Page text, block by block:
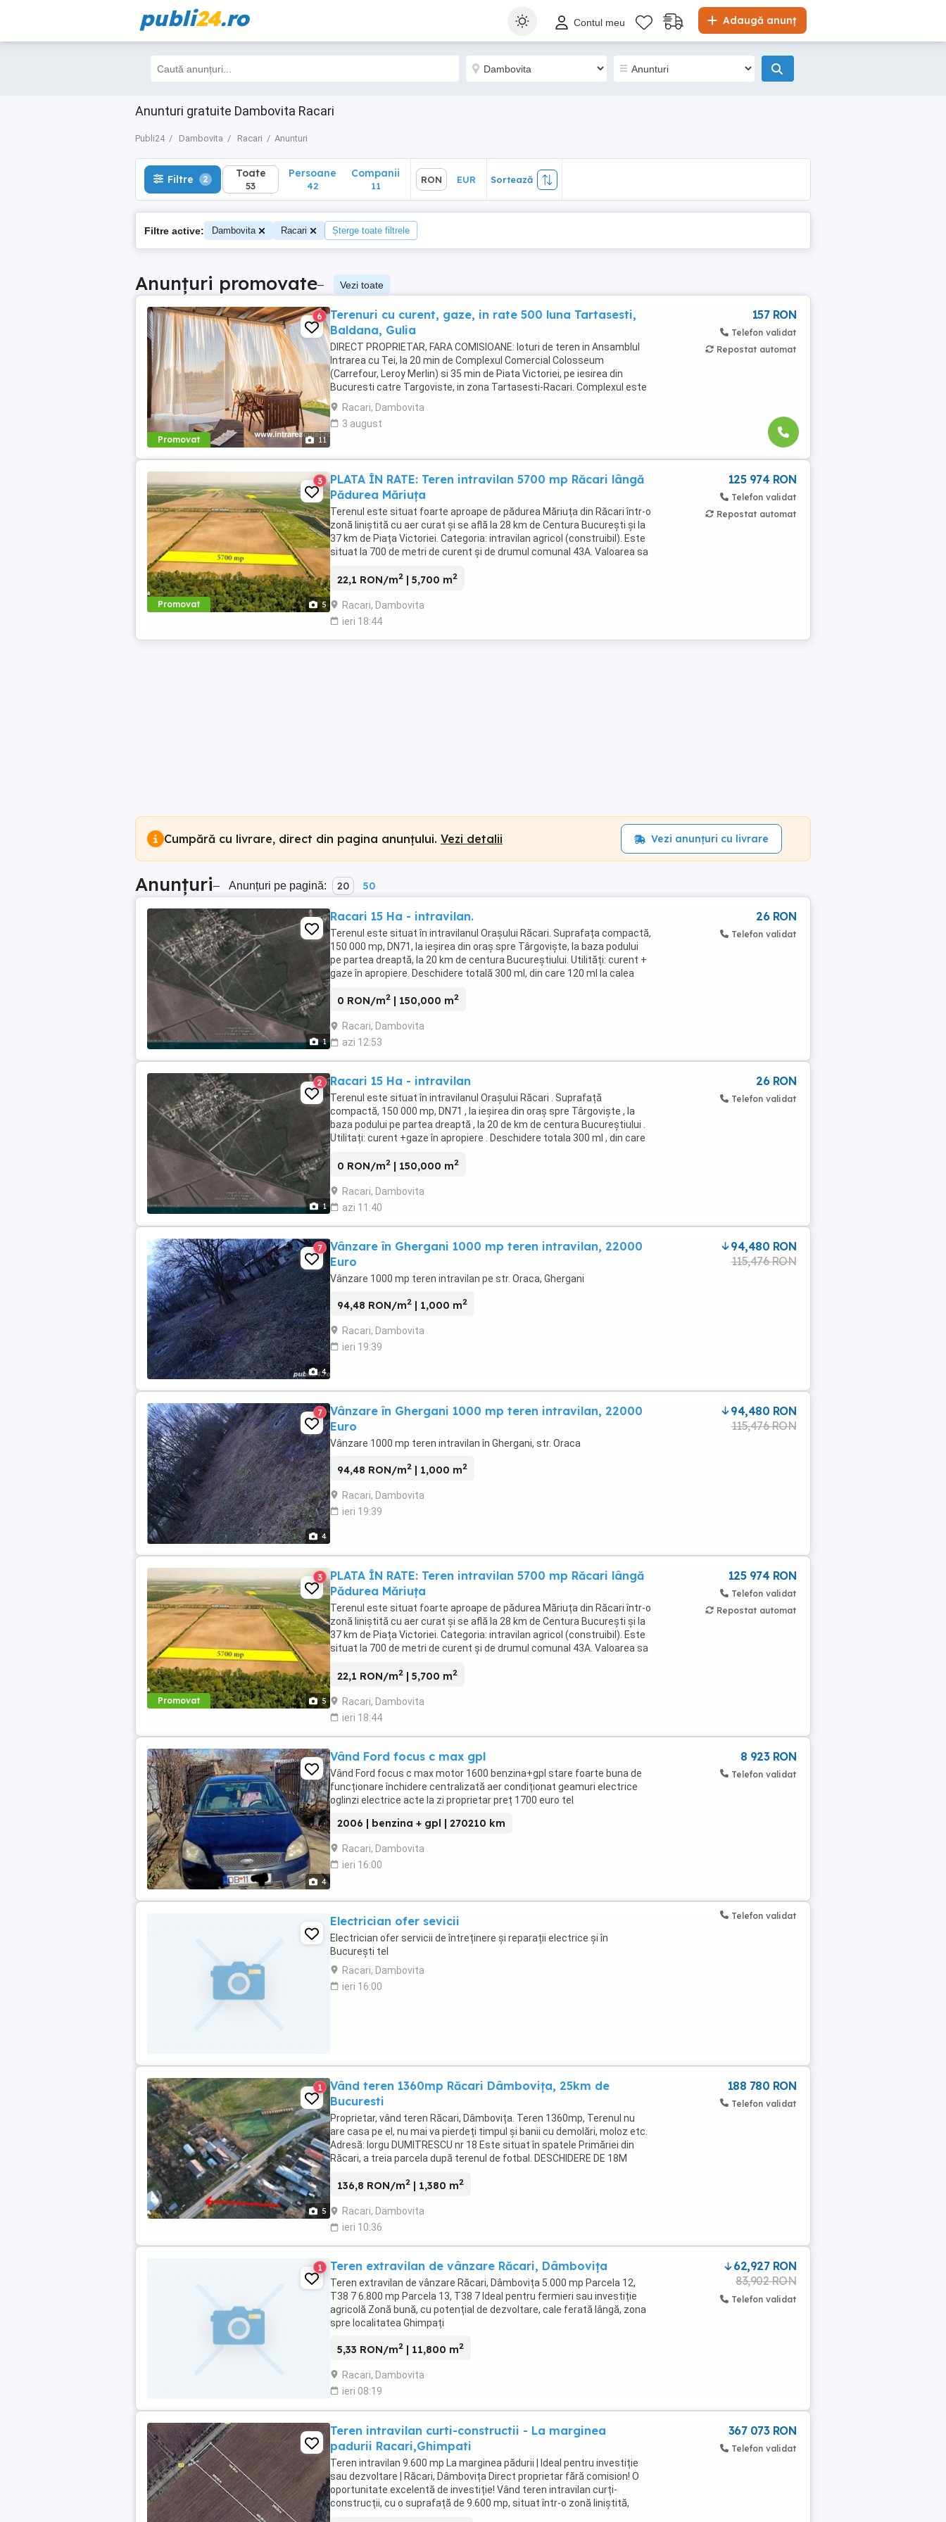
publi24.ro Adaugă anunț
Contul meu
Anunturi gratuite Dambovita Racari
Publi24 Dambovita Racari Anunturi
Filtre 2 Toate
53
Sortează
Filtre 2 Toate
53
Persoane
42
Companii
11
RON EUR Sortează
Filtre active: Dambovita Racari Șterge toate filtrele
Anunțuri promovate– Vezi toate
Promovat 11
6
Terenuri cu curent, gaze, in rate 500 luna Tartasesti,
Baldana, Gulia
DIRECT PROPRIETAR, FARA COMISIOANE: loturi de teren in Ansamblul
Intrarea cu Tei, la 20 min de Complexul Comercial Colosseum
(Carrefour, Leroy Merlin) si 35 min de Piata Victoriei, pe iesirea din
Bucuresti catre Targoviste, in zona Tartasesti-Racari. Complexul este
dispus pe 6 strazi (Magnoliei, Artarului, ...
Racari, Dambovita
3 august
157 RON
Telefon validat
Repostat automat
Promovat 5
3
PLATA ÎN RATE: Teren intravilan 5700 mp Răcari lângă
Pădurea Măriuța
Terenul este situat foarte aproape de pădurea Măriuța din Răcari într-o
zonă liniștită cu aer curat și se află la 28 km de Centura București și la
37 km de Piața Victoriei. Categoria: intravilan agricol (construibil). Este
situat la 700 de metri de curent și de drumul comunal 43A. Valoarea sa
22,1 RON/m2 | 5,700 m2
Racari, Dambovita
ieri 18:44
125 974 RON
Telefon validat
Repostat automat
Cumpără cu livrare, direct din pagina anunțului. Vezi detalii Vezi anunțuri cu livrare
Anunțuri– Anunțuri pe pagină: 20 50
1
Racari 15 Ha - intravilan.
Terenul este situat în intravilanul Orașului Răcari. Suprafața compactă,
150 000 mp, DN71, la ieșirea din oraș spre Târgoviște, la baza podului
pe partea dreaptă, la 20 km de centura Bucureștiului. Utilități: curent +
gaze în apropiere. Deschidere totală 300 ml, din care 120 ml la calea
0 RON/m2 | 150,000 m2
Racari, Dambovita
azi 12:53
26 RON
Telefon validat
1
2 Racari 15 Ha - intravilan
Terenul este situat în intravilanul Orașului Răcari . Suprafață
compactă, 150 000 mp, DN71 , la ieșirea din oraș spre Târgoviște , la
baza podului pe partea dreaptă , la 20 de km de centura Bucureștiului .
Utilitați: curent +gaze în apropiere . Deschidere totala 300 ml , din care
0 RON/m2 | 150,000 m2
Racari, Dambovita
azi 11:40
26 RON
Telefon validat
4
7
Vânzare în Ghergani 1000 mp teren intravilan, 22000
Euro
Vânzare 1000 mp teren intravilan pe str. Oraca, Ghergani
94,48 RON/m2 | 1,000 m2
Racari, Dambovita
ieri 19:39
94,480 RON
115,476 RON
4
7
Vânzare în Ghergani 1000 mp teren intravilan, 22000
Euro
Vânzare 1000 mp teren intravilan în Ghergani, str. Oraca
94,48 RON/m2 | 1,000 m2
Racari, Dambovita
ieri 19:39
94,480 RON
115,476 RON
Promovat 5
3
PLATA ÎN RATE: Teren intravilan 5700 mp Răcari lângă
Pădurea Măriuța
Terenul este situat foarte aproape de pădurea Măriuța din Răcari într-o
zonă liniștită cu aer curat și se află la 28 km de Centura București și la
37 km de Piața Victoriei. Categoria: intravilan agricol (construibil). Este
situat la 700 de metri de curent și de drumul comunal 43A. Valoarea sa
22,1 RON/m2 | 5,700 m2
Racari, Dambovita
ieri 18:44
125 974 RON
Telefon validat
Repostat automat
4
Vând Ford focus c max gpl
Vând Ford focus c max motor 1600 benzina+gpl stare foarte buna de
funcționare închidere centralizată aer condiționat geamuri electrice
oglinzi electrice acte la zi proprietar preț 1700 euro tel
2006 | benzina + gpl | 270210 km
Racari, Dambovita
ieri 16:00
8 923 RON
Telefon validat
Electrician ofer sevicii
Electrician ofer servicii de întreținere și reparații electrice și în
București tel
Racari, Dambovita
ieri 16:00
Telefon validat
5
1
Vând teren 1360mp Răcari Dâmbovița, 25km de
Bucuresti
Proprietar, vând teren Răcari, Dâmbovița. Teren 1360mp, Terenul nu
are casa pe el, nu mai va pierdeți timpul și banii cu demolări, moloz etc.
Adresă: Iorgu DUMITRESCU nr 18 Este situat în spatele Primăriei din
Răcari, a treia parcela după terenul de fotbal. DESCHIDERE DE 18M
136,8 RON/m2 | 1,380 m2
Racari, Dambovita
ieri 10:36
188 780 RON
Telefon validat
1 Teren extravilan de vânzare Răcari, Dâmbovița
Teren extravilan de vânzare Răcari, Dâmbovița 5.000 mp Parcela 12,
T38 7 6.800 mp Parcela 13, T38 7 Ideal pentru fermieri sau investiție
agricolă Zonă bună, cu potențial de dezvoltare, cale ferată lângă, zona
spre localitatea Ghimpați
5,33 RON/m2 | 11,800 m2
Racari, Dambovita
ieri 08:19
62,927 RON
83,902 RON
Telefon validat
Teren intravilan curti-constructii - La marginea
padurii Racari,Ghimpati
Teren intravilan 9.600 mp La marginea pădurii | Ideal pentru investiție
sau dezvoltare | Răcari, Dâmbovița Direct proprietar fără comision! O
oportunitate excelentă de investiție! Vând teren intravilan curți-
construcții, cu o suprafață de 9.600 mp, situat într-o zonă liniștită,
367 073 RON
Telefon validat